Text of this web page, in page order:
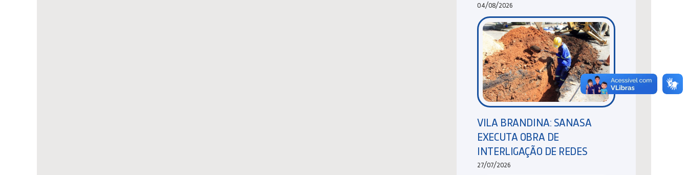
04/08/2026
VILA BRANDINA: SANASA
EXECUTA OBRA DE
INTERLIGAÇÃO DE REDES
27/07/2026